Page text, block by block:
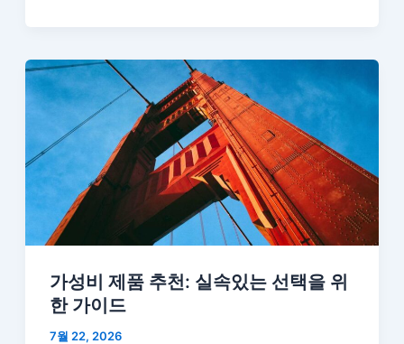
가성비 제품 추천: 실속있는 선택을 위
한 가이드
7월 22, 2026